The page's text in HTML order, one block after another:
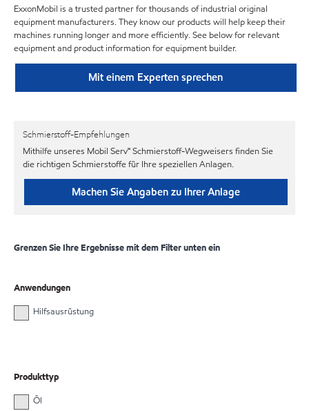
ExxonMobil is a trusted partner for thousands of industrial original
equipment manufacturers. They know our products will help keep their
machines running longer and more efficiently. See below for relevant
equipment and product information for equipment builder.
Mit einem Experten sprechen
Schmierstoff-Empfehlungen
Mithilfe unseres Mobil Serv℠ Schmierstoff-Wegweisers finden Sie
die richtigen Schmierstoffe für Ihre speziellen Anlagen.
Machen Sie Angaben zu Ihrer Anlage
Grenzen Sie Ihre Ergebnisse mit dem Filter unten ein
Anwendungen
Hilfsausrüstung
Produkttyp
Öl